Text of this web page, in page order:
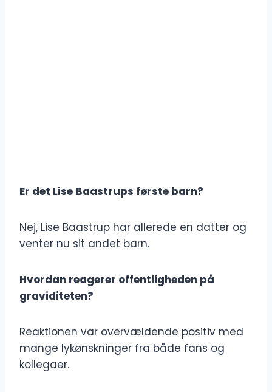
Er det Lise Baastrups første barn?
Nej, Lise Baastrup har allerede en datter og
venter nu sit andet barn.
Hvordan reagerer offentligheden på
graviditeten?
Reaktionen var overvældende positiv med
mange lykønskninger fra både fans og
kollegaer.